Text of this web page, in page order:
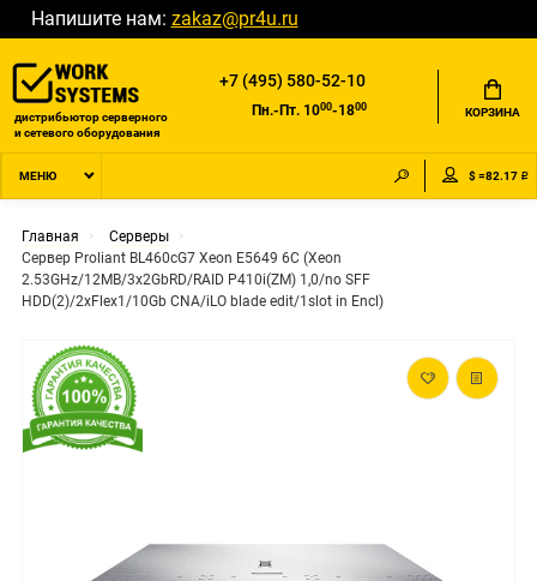
Напишите нам: zakaz@pr4u.ru
дистрибьютор серверного
и сетевого оборудования
+7 (495) 580-52-10
Пн.-Пт. 1000-1800 КОРЗИНА
МЕНЮ $ =82.17 ₽
Главная
Серверы
Сервер Proliant BL460cG7 Xeon E5649 6C (Xeon
2.53GHz/12MB/3x2GbRD/RAID P410i(ZM) 1,0/no SFF
HDD(2)/2xFlex1/10Gb CNA/iLO blade edit/1slot in Encl)